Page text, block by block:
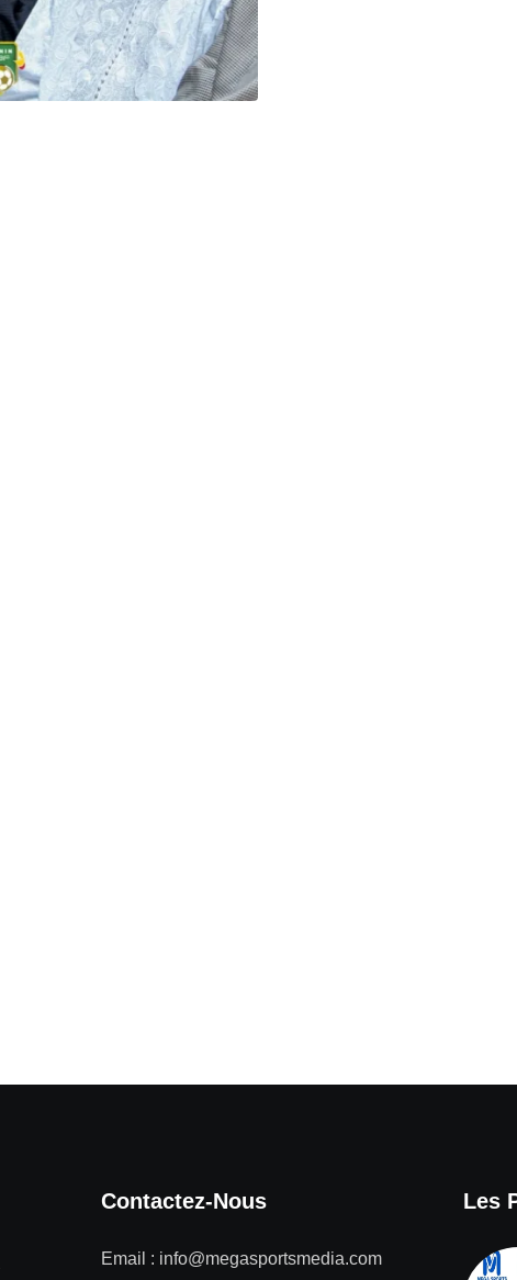
Contactez-Nous
Email : info@megasportsmedia.com
Les